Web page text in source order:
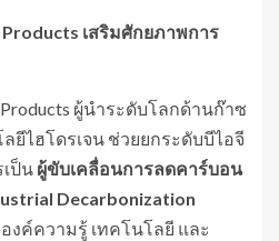
เสริมศักยภาพการ
ผู้นำระดับโลกด้านก๊าซ
ยีไฮโดรเจน ช่วยยกระดับบีไอจี
ป็น ผู้ขับเคลื่อนการลดคาร์บอน
Decarbonization
งค์ความรู้ เทคโนโลยี และ